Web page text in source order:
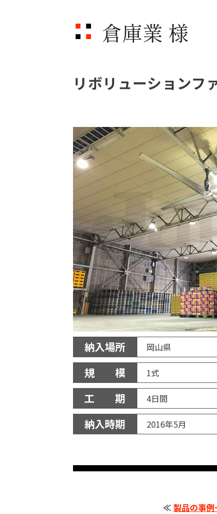
倉庫業 様
リボリューションフ
納入場所 岡山県
規 模 1式
工 期 4日間
納入時期 2016年5月
≪ 製品の事